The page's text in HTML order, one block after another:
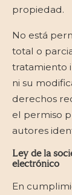
propiedad.
No está
total o
tratamiento
ni su
derechos
el permiso
autores
Ley de la
electrónico
En